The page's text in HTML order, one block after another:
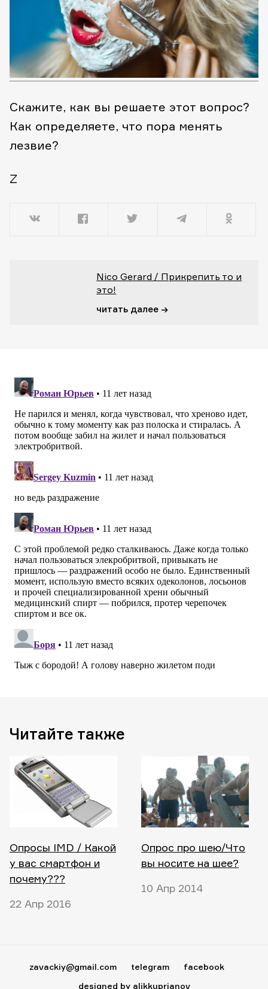
Скажите, как вы решаете этот вопрос?
Как определяете, что пора менять
лезвие?
Z
Nico Gerard / Прикрепить то и
это!
читать далее →
Читайте также
Опросы IMD / Какой
у вас смартфон и
почему???
22 Апр 2016
Опрос про шею/Что
вы носите на шее?
10 Апр 2014
zavackiy@gmail.com telegram
facebook
designed by alikkuprianov